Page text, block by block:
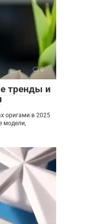
0
тренды и
оригами в 2025
модели,